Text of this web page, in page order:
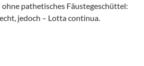
ohne pathetisches Fäustegeschüttel:
jedoch – Lotta continua.